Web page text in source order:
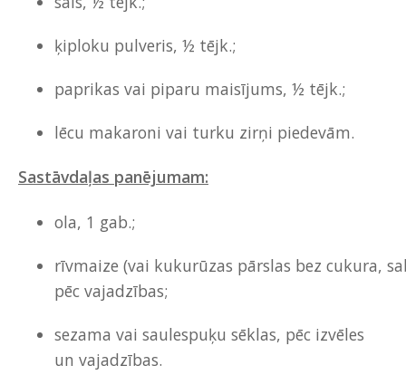
ķiploku pulveris, ½ tējk.;
paprikas vai piparu maisījums, ½ tējk.;
lēcu makaroni vai turku zirņi piedevām.
Sastāvdaļas panējumam:
ola, 1 gab.;
rīvmaize (vai kukurūzas pārslas bez cukura,
pēc vajadzības;
sezama vai saulespuķu sēklas, pēc izvēles
un vajadzības.